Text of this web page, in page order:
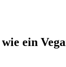
ein